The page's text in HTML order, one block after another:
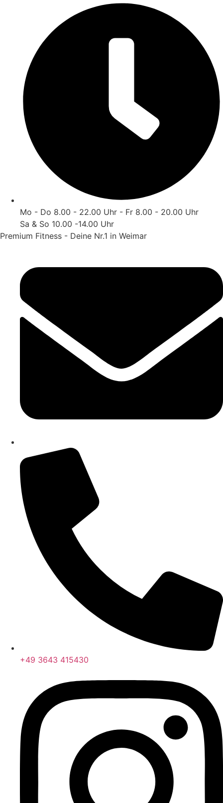
Mo - Do 8.00 - 22.00 Uhr - Fr 8.00 - 20.00 Uhr
Sa & So 10.00 -14.00 Uhr
Premium Fitness - Deine Nr.1 in Weimar
+49 3643 415430